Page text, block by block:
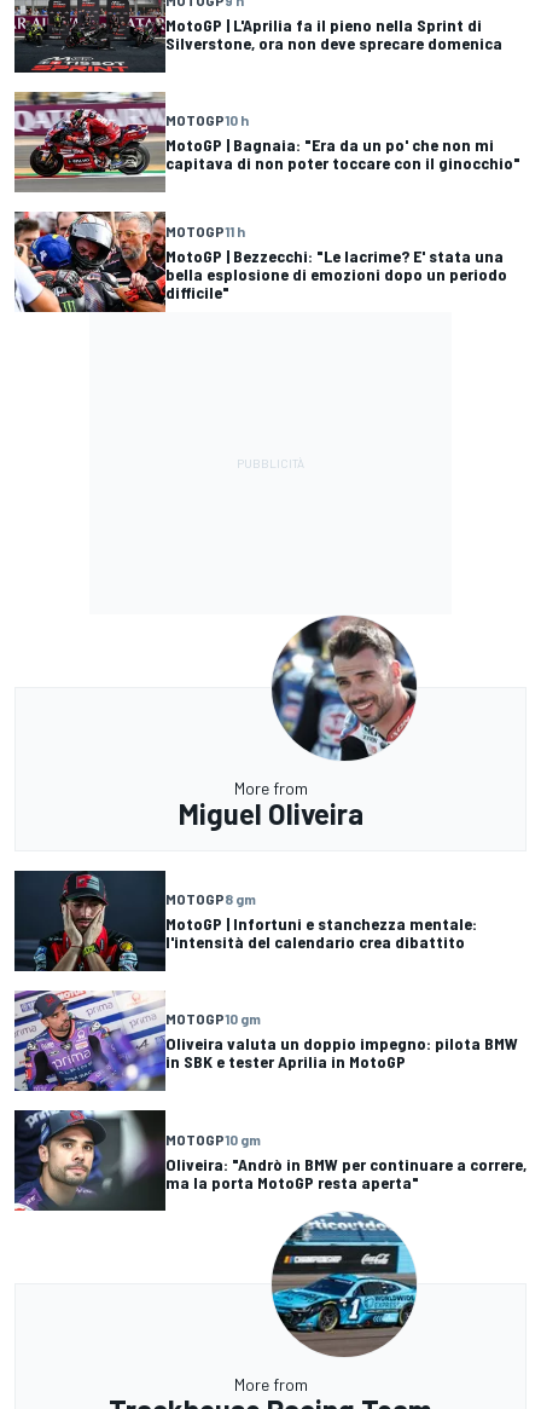
MotoGP | L'Aprilia fa il pieno nella Sprint di
Silverstone, ora non deve sprecare domenica
MOTOGP10 h
MotoGP | Bagnaia: "Era da un po' che non mi
capitava di non poter toccare con il ginocchio"
MOTOGP11 h
MotoGP | Bezzecchi: "Le lacrime? E' stata una
bella esplosione di emozioni dopo un periodo
difficile"
More from
Miguel Oliveira
MOTOGP8 gm
MotoGP | Infortuni e stanchezza mentale:
l'intensità del calendario crea dibattito
MOTOGP10 gm
Oliveira valuta un doppio impegno: pilota BMW
in SBK e tester Aprilia in MotoGP
MOTOGP10 gm
Oliveira: "Andrò in BMW per continuare a correre,
ma la porta MotoGP resta aperta"
More from